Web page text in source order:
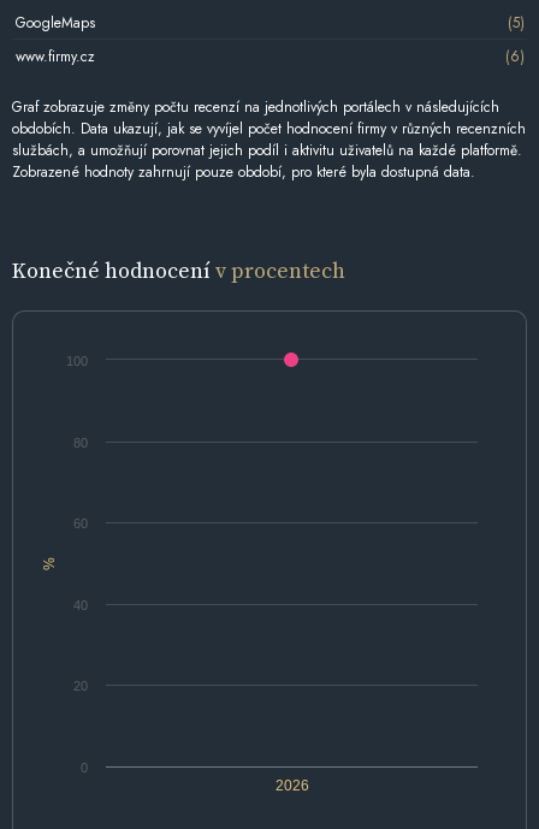
GoogleMaps
(5)
www.firmy.cz
(6)
Graf zobrazuje změny počtu recenzí na jednotlivých portálech v následujících
obdobích. Data ukazují, jak se vyvíjel počet hodnocení firmy v různých recenzních
službách, a umožňují porovnat jejich podíl i aktivitu uživatelů na každé platformě.
Zobrazené hodnoty zahrnují pouze období, pro které byla dostupná data.
Konečné hodnocenív procentech
%
2026
0
20
40
60
80
100